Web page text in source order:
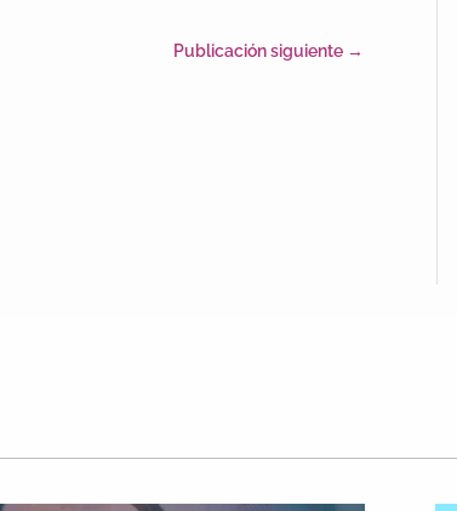
Publicación siguiente →